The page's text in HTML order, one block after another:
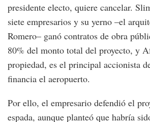
presidente electo, quiere cancelar.
siete empresarios y su yerno –el
Romero– ganó contratos de obra
80% del monto total del proyecto, y
propiedad, es el principal accionista
financia el aeropuerto.
Por ello, el empresario defendió el
espada, aunque planteó que habría